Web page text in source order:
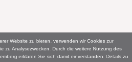
Website zu bieten, verwenden wir Cookies zur
zu Analysezwecken. Durch die weitere Nutzung des
erklären Sie sich damit einverstanden. Details zu